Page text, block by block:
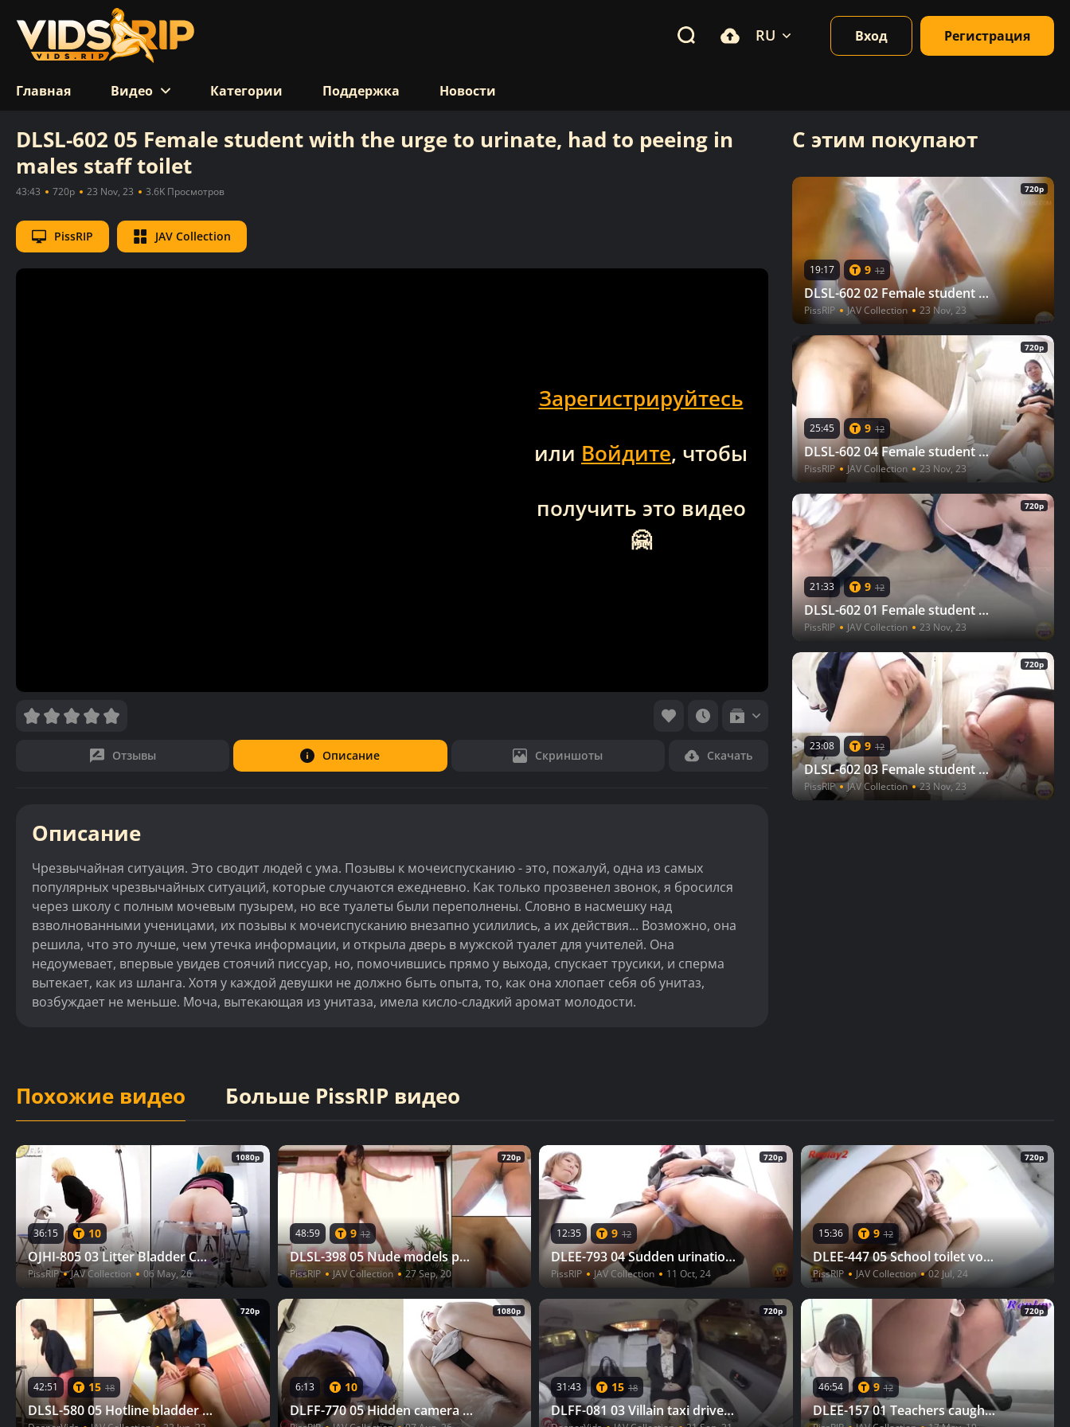
Главная Видео Категории Поддержка Новости
RU Вход Регистрация
DLSL-602 05 Female student with the urge to urinate, had to peeing in
males staff toilet
43:43 720p 23 Nov, 23 3.6K Просмотров
PissRIP JAV Collection
Зарегистрируйтесь
или Войдите, чтобы
получить это видео
🤗
Отзывы Описание Скриншоты Скачать
Описание
Чрезвычайная ситуация. Это сводит людей с ума. Позывы к мочеиспусканию - это, пожалуй, одна из самых
популярных чрезвычайных ситуаций, которые случаются ежедневно. Как только прозвенел звонок, я бросился
через школу с полным мочевым пузырем, но все туалеты были переполнены. Словно в насмешку над
взволнованными ученицами, их позывы к мочеиспусканию внезапно усилились, а их действия... Возможно, она
решила, что это лучше, чем утечка информации, и открыла дверь в мужской туалет для учителей. Она
недоумевает, впервые увидев стоячий писсуар, но, помочившись прямо у выхода, спускает трусики, и сперма
вытекает, как из шланга. Хотя у каждой девушки не должно быть опыта, то, как она хлопает себя об унитаз,
возбуждает не меньше. Моча, вытекающая из унитаза, имела кисло-сладкий аромат молодости.
С этим покупают
720p
19:17 9 12
DLSL-602 02 Female student with the urge to urinate, had to peeing in males staff toilet
PissRIP JAV Collection 23 Nov, 23
720p
25:45 9 12
DLSL-602 04 Female student with the urge to urinate, had to peeing in males staff toilet
PissRIP JAV Collection 23 Nov, 23
720p
21:33 9 12
DLSL-602 01 Female student with the urge to urinate, had to peeing in males staff toilet
PissRIP JAV Collection 23 Nov, 23
720p
23:08 9 12
DLSL-602 03 Female student with the urge to urinate, had to peeing in males staff toilet
PissRIP JAV Collection 23 Nov, 23
Похожие видео Больше PissRIP видео
1080p
36:15 10
OJHI-805 03 Litter Bladder Collection 12: The Limit of Western-Style Buttocks Edition [Chapter Sales Available!]
PissRIP JAV Collection 06 May, 26
720p
48:59 9 12
DLSL-398 05 Nude models painting class unbearable pissing urge
PissRIP JAV Collection 27 Sep, 20
720p
12:35 9 12
DLEE-793 04 Sudden urination urge on the way to school: schoolgirls rushing to the toilet with pre-pee drips.
PissRIP JAV Collection 11 Oct, 24
720p
15:36 9 12
DLEE-447 05 School toilet voyeur: everyday’s urination of female teachers
PissRIP JAV Collection 02 Jul, 24
720p
42:51 15 18
DLSL-580 05 Hotline bladder tightness. Female operators reaching their pee holding limit
1080p
6:13 10
DLFF-770 05 Hidden camera footage in the office: Office lady rushes to pee 2
720p
31:43 15 18
DLFF-081 03 Villain taxi driver offering mixed diuretic drink to women Moving car peeing and wetting voyeur
720p
46:54 9 12
DLEE-157 01 Teachers caught peeing on hidden camera